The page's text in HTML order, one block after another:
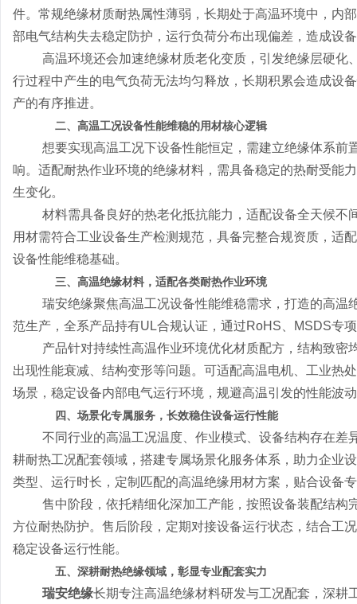
件。常规绝缘材质耐热属性薄弱，长期处于高温环境中，内
部电气结构失去稳定防护，运行负荷分布出现偏差，造成设
高温环境还会加速绝缘材质老化变质，引发绝缘层硬
行过程中产生的电气负荷无法均匀释放，长期积累会造成设
产的有序推进。
二、高温工况设备性能维稳的用材核心逻辑
想要实现高温工况下设备性能恒定，需建立绝缘体系
响。适配耐热作业环境的绝缘材料，需具备稳定的热耐受能
生变化。
材料需具备良好的热老化抵抗能力，适配设备全天候
用材需符合工业设备生产检测规范，具备完整合规资质，适
设备性能维稳基础。
三、高温绝缘材料，适配各类耐热作业环境
瑞安绝缘聚焦高温工况设备性能维稳需求，打造的高
范生产，全系产品持有UL合规认证，通过RoHS、MSDS专
产品针对持续性高温作业环境优化材质配方，结构致
出现性能衰减、结构变形等问题。可适配高温电机、工业热
场景，稳定设备内部电气运行环境，规避高温引发的性能波
四、场景化专属服务，长效稳住设备运行性能
不同行业的高温工况温度、作业模式、设备结构存在
耕耐热工况配套领域，搭建专属场景化服务体系，助力企业
类型、运行时长，定制匹配的高温绝缘用材方案，贴合设备
售中阶段，依托精细化深加工产能，按照设备装配结
方位耐热防护。售后阶段，定期对接设备运行状态，结合工
稳定设备运行性能。
五、深耕耐热绝缘领域，彰显专业配套实力
瑞安绝缘长期专注高温绝缘材料研发与工况配套，深耕